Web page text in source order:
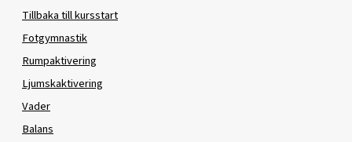
Tillbaka till kursstart
Fotgymnastik
Rumpaktivering
Ljumskaktivering
Vader
Balans